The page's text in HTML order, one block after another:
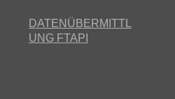
DATENÜBERMITTL
UNG FTAPI